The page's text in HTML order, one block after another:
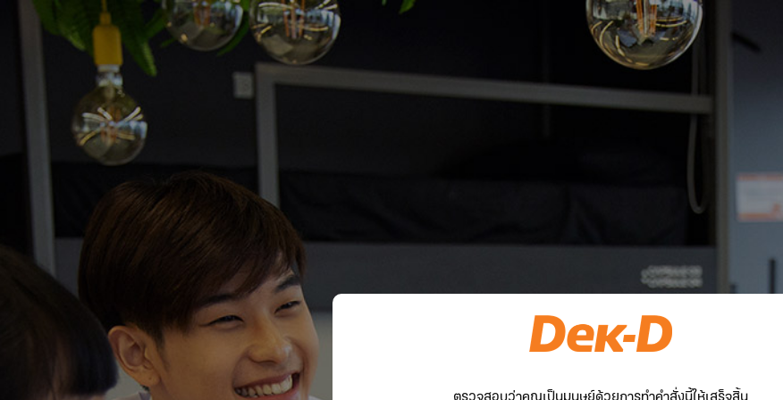
ตรวจสอบว่าคุณเป็นมนุษย์ด้วยการทำคำสั่งนี้ให้เสร็จสิ้น